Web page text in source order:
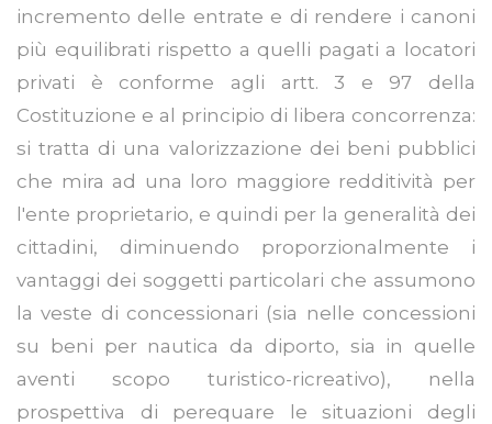
incremento delle entrate e di rendere i canoni
più equilibrati rispetto a quelli pagati a locatori
privati è conforme agli artt. 3 e 97 della
Costituzione e al principio di libera concorrenza:
si tratta di una valorizzazione dei beni pubblici
che mira ad una loro maggiore redditività per
l'ente proprietario, e quindi per la generalità dei
cittadini, diminuendo proporzionalmente i
vantaggi dei soggetti particolari che assumono
la veste di concessionari (sia nelle concessioni
su beni per nautica da diporto, sia in quelle
aventi scopo turistico-ricreativo), nella
prospettiva di perequare le situazioni degli